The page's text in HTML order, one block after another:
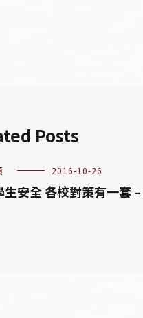
Posts
2016-10-26
生安全 各校對策有一套